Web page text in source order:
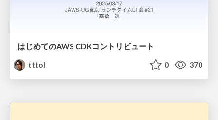
はじめてのAWS CDKコントリビュート
tttol
0 370